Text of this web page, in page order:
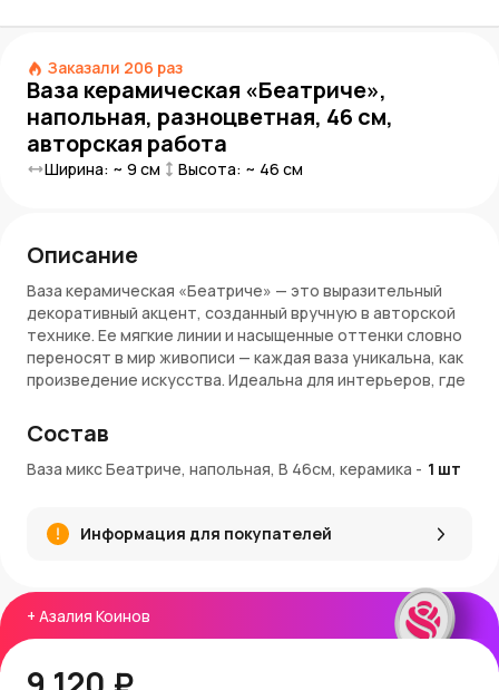
Заказали 206 раз
Ваза керамическая «Беатриче»,
напольная, разноцветная, 46 см,
авторская работа
Ширина: ~ 9 см Высота: ~ 46 см
+ Азалия Коинов
Описание
Ваза керамическая «Беатриче» — это выразительный
декоративный акцент, созданный вручную в авторской
технике. Ее мягкие линии и насыщенные оттенки словно
переносят в мир живописи — каждая ваза уникальна, как
произведение искусства. Идеальна для интерьеров, где
оформлению пространства.
Преимущества:
собственный характер и настроение
Насыщенная палитра— гармоничное сочетание
Напольный формат— подходит для гостиных,
холлов, студий
Высота 46 см— отлично смотрится как с декором,
Состав
Ваза микс Беатриче, напольная, В 46см, керамика - 1 шт
Информация для покупателей